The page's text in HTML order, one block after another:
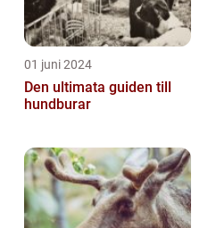
01 juni 2024
Den ultimata guiden till
hundburar